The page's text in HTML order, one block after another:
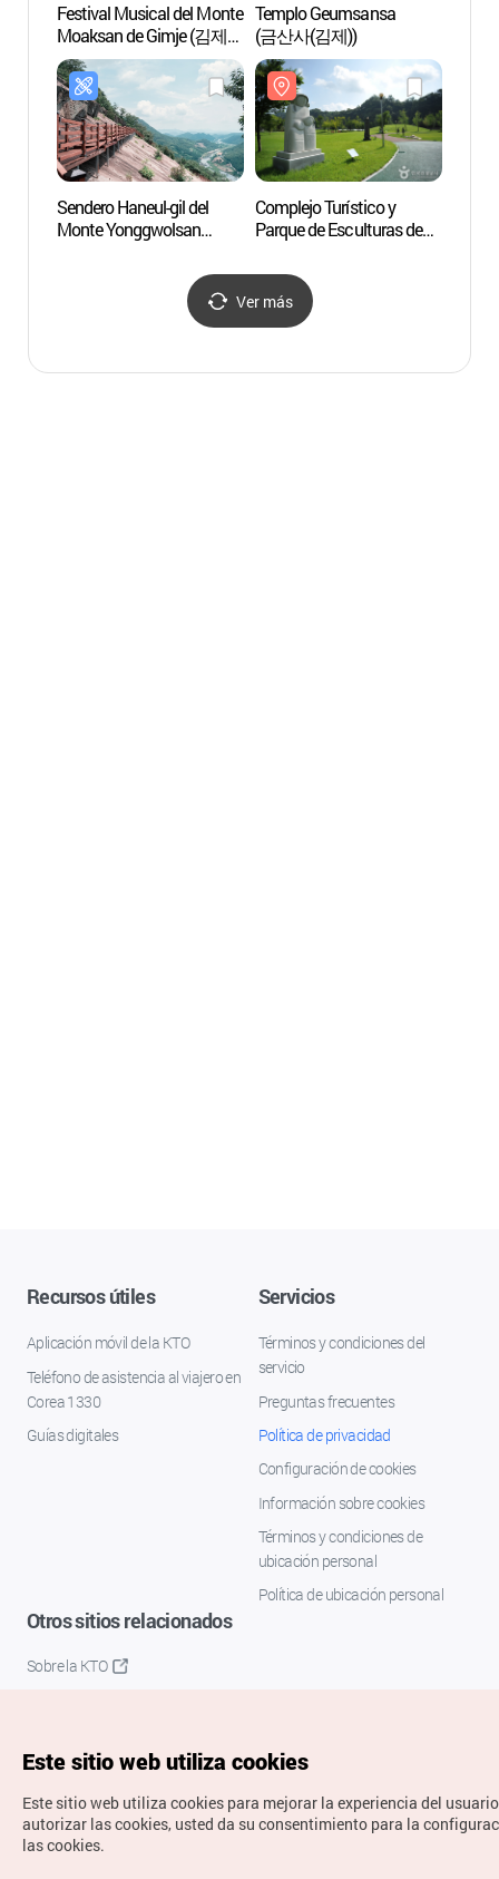
Festival Musical del Monte
Moaksan de Gimje (김제
모악산 뮤직페스티벌)
Templo Geumsansa
(금산사(김제))
Sendero Haneul-gil del
Monte Yonggwolsan
Complejo Turístico y
Parque de Esculturas de
&조각공원)
Ver más
Recursos útiles
Aplicación móvil de la KTO
Teléfono de asistencia al viajero en
Corea 1330
Guías digitales
Servicios
Términos y condiciones del
servicio
Preguntas frecuentes
Política de privacidad
Configuración de cookies
Información sobre cookies
Términos y condiciones de
ubicación personal
Política de ubicación personal
Otros sitios relacionados
Sobre la KTO
Este sitio web utiliza cookies
Este sitio web utiliza cookies para mejorar la experiencia del
autorizar las cookies, usted da su consentimiento para la
las cookies.